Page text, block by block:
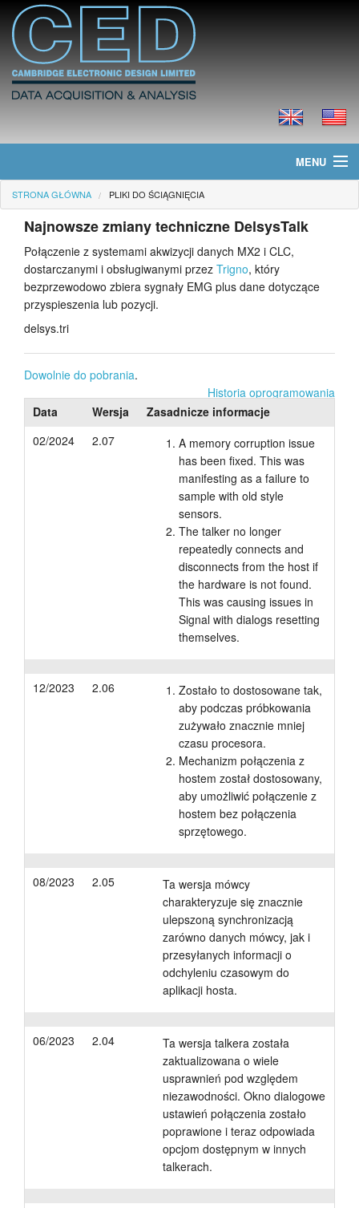
MENU
Strona główna
Informacje
Produkty
Cennik
Samouczki
Wsparcie
STRONA GŁÓWNA PLIKI DO ŚCIĄGNIĘCIA
Najnowsze zmiany techniczne DelsysTalk
Połączenie z systemami akwizycji danych MX2 i CLC,
dostarczanymi i obsługiwanymi przez Trigno, który
bezprzewodowo zbiera sygnały EMG plus dane dotyczące
przyspieszenia lub pozycji.
delsys.tri
Dowolnie do pobrania.
Historia oprogramowania
Data
Wersja
Zasadnicze informacje
02/2024
2.07
A memory corruption issue
has been fixed. This was
manifesting as a failure to
sample with old style
sensors.
The talker no longer
repeatedly connects and
disconnects from the host if
the hardware is not found.
This was causing issues in
Signal with dialogs resetting
themselves.
12/2023 2.06
Zostało to dostosowane tak,
aby podczas próbkowania
zużywało znacznie mniej
czasu procesora.
Mechanizm połączenia z
hostem został dostosowany,
aby umożliwić połączenie z
hostem bez połączenia
sprzętowego.
08/2023 2.05
Ta wersja mówcy
charakteryzuje się znacznie
ulepszoną synchronizacją
zarówno danych mówcy, jak i
przesyłanych informacji o
odchyleniu czasowym do
aplikacji hosta.
06/2023 2.04
Ta wersja talkera została
zaktualizowana o wiele
usprawnień pod względem
niezawodności. Okno dialogowe
ustawień połączenia zostało
poprawione i teraz odpowiada
opcjom dostępnym w innych
talkerach.